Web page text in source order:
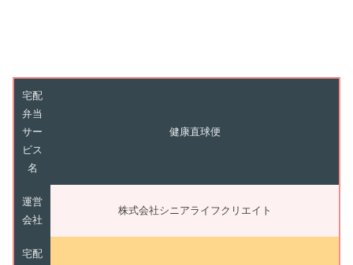
宅配
弁当
サー
ビス
名
健康直球便
運営
会社
株式会社シニアライフクリエイト
宅配